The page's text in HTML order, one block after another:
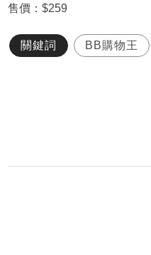
售價：$259
關鍵詞 BB購物王